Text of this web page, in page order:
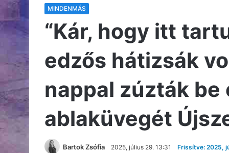
MINDENMÁS
“Kár, hogy itt
edzős hátizsák
nappal zúzták
ablaküvegét
Bartok Zsófia 2025, július 29. 13:31 Frissítve: 2025,